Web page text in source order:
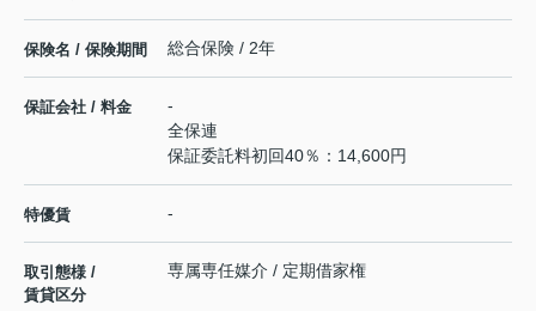
保険名 / 保険期間 総合保険 / 2年
保証会社 / 料金
-
全保連
保証委託料初回40％：14,600円
特優賃 -
取引態様 /
賃貸区分
専属専任媒介 / 定期借家権